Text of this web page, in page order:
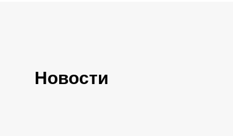
Новости